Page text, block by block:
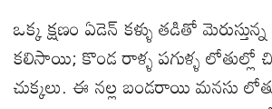
ఒక్క క్షణం ఏడెన్ కళ్ళు తడితో
కలిసాయి; కొండ రాళ్ళ పగుళ్ళ లోతుల్లో
చుక్కలు. ఈ నల్ల బండరాయి మనసు